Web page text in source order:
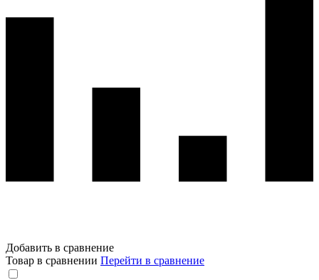
Добавить в сравнение
Товар в сравнении Перейти в сравнение